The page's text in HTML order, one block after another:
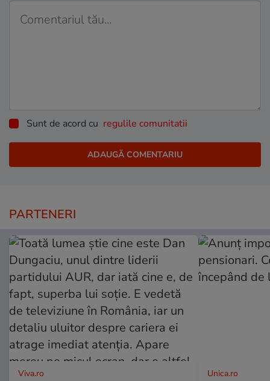
Sunt de acord cu regulile comunitatii
PARTENERI
Viva.ro Unica.ro